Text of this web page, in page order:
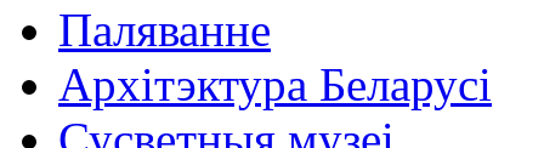
Паляванне
Архітэктура Беларусі